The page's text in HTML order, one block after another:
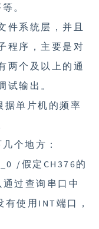
。
件系统层，并且
程序，主要是对
两个及以上的通
试输出。
据单片机的频率
个地方：
/假定CH376的
过查询串口中
使用INT端口，